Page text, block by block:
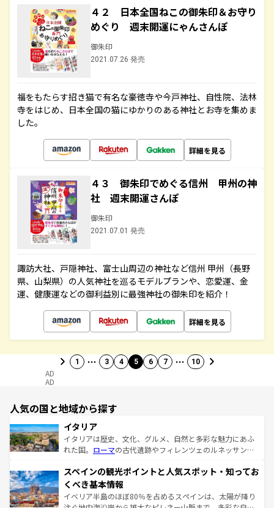
４２ 日本全国ねこの御朱印＆お守り
めぐり 週末開運にゃんさんぽ
御朱印
2021.07.26 発売
福をもたらす招き猫で有名な豪徳寺や今戸神社、自性院、法林
寺をはじめ、日本全国の猫にゆかりのある神社とお寺を集めま
した。
詳細を見る
４３ 御朱印でめぐる信州 甲州の神
社 週末開運さんぽ
御朱印
2021.07.01 発売
諏訪大社、戸隠神社、富士山周辺の神社など信州 甲州（長野
県、山梨県）の人気神社を巡るモデルプランや、恋愛運、金
運、健康運などの御利益別に最強神社の御朱印を紹介！
詳細を見る
1 … 3 4 5 6 7 … 10
AD
AD
人気の国と地域から探す
イタリア
イタリアは歴史、文化、グルメ、自然と多彩な魅力にあふ
れた国。 ローマの古代遺跡やフィレンツェのルネッサンス
ろん、トスカーナの美しい田園風景やアマルフィ海岸の絶
景など、自然景観も見逃せない。観光の合間には、本場の
ピザやパスタなど、絶品のイタリア料理を堪能することも
できる。朝目覚めてから夜眠るまで、すべての瞬間を楽し
スペインの観光ポイントと人気スポット・知ってお
くべき基本情報
イベリア半島のほぼ80％を占めるスペインは、太陽が降り